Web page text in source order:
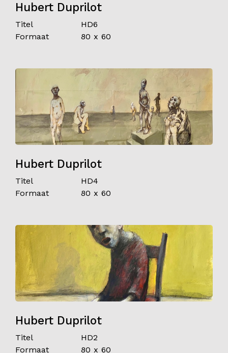
Hubert Duprilot
Titel
HD6
Formaat
80 x 60
Hubert Duprilot
Titel
HD4
Formaat
80 x 60
Hubert Duprilot
Titel
HD2
Formaat
80 x 60